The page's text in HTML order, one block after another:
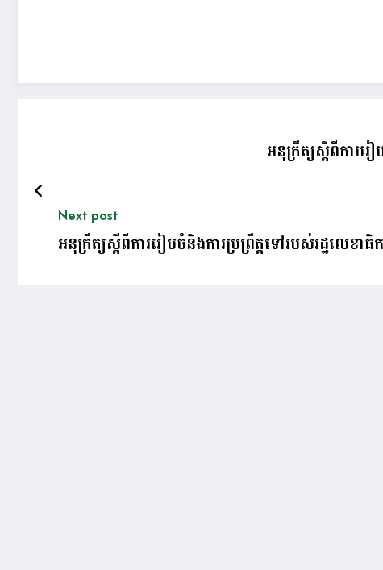
អនុក្រឹត្យស្តីពីការរ
Next post
អនុក្រឹត្យស្តីពីការរៀបចំនិងការប្រព្រឹត្តទៅរបស់រដ្ឋលេខ